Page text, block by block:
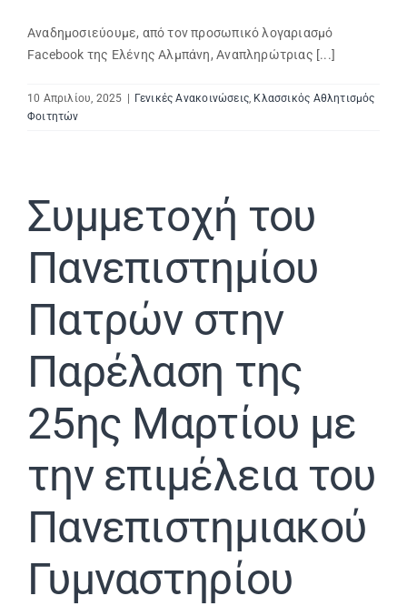
Αναδημοσιεύουμε, από τον προσωπικό λογαριασμό
Facebook της Ελένης Αλμπάνη, Αναπληρώτριας [...]
10 Απριλίου, 2025 Γενικές Ανακοινώσεις, Κλασσικός Αθλητισμός
Φοιτητών
Συμμετοχή του
Πανεπιστημίου
Πατρών στην
Παρέλαση της
25ης Μαρτίου με
την επιμέλεια του
Πανεπιστημιακού
Γυμναστηρίου